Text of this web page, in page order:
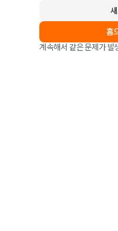
홈
계속해서 같은 문제가 발